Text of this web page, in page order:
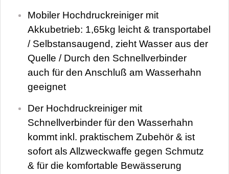
Mobiler Hochdruckreiniger mit
Akkubetrieb: 1,65kg leicht & transportabel
/ Selbstansaugend, zieht Wasser aus der
Quelle / Durch den Schnellverbinder
auch für den Anschluß am Wasserhahn
geeignet
Der Hochdruckreiniger mit
Schnellverbinder für den Wasserhahn
kommt inkl. praktischem Zubehör & ist
sofort als Allzweckwaffe gegen Schmutz
& für die komfortable Bewässerung